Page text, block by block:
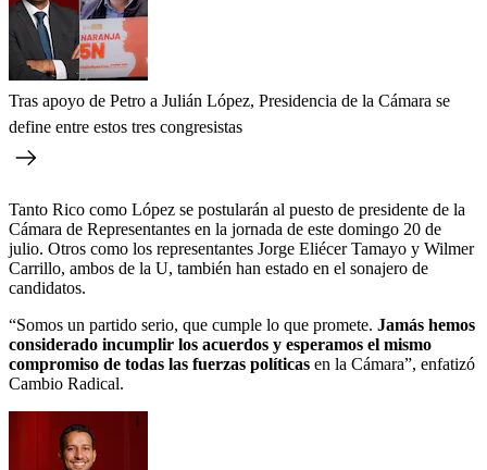
Tras apoyo de Petro a Julián López, Presidencia de la Cámara se
define entre estos tres congresistas
Tanto Rico como López se postularán al puesto de presidente de la
Cámara de Representantes en la jornada de este domingo 20 de
julio. Otros como los representantes Jorge Eliécer Tamayo y Wilmer
Carrillo, ambos de la U, también han estado en el sonajero de
candidatos.
“Somos un partido serio, que cumple lo que promete. Jamás hemos
considerado incumplir los acuerdos y esperamos el mismo
compromiso de todas las fuerzas políticas en la Cámara”, enfatizó
Cambio Radical.